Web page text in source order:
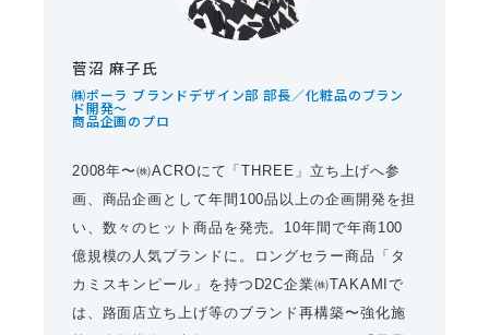
菅沼 麻子氏
㈱ポーラ ブランドデザイン部 部長／化粧品のブラン
ド開発〜
商品企画のプロ
2008年〜㈱ACROにて「THREE」立ち上げへ参
画、商品企画として年間100品以上の企画開発を担
い、数々のヒット商品を発売。10年間で年商100
億規模の人気ブランドに。ロングセラー商品「タ
カミスキンピール」を持つD2C企業㈱TAKAMIで
は、路面店立ち上げ等のブランド再構築〜強化施